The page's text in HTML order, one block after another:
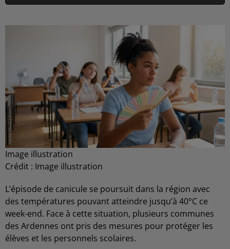
Image illustration
Crédit : Image illustration
L’épisode de canicule se poursuit dans la région avec
des températures pouvant atteindre jusqu’à 40°C ce
week-end. Face à cette situation, plusieurs communes
des Ardennes ont pris des mesures pour protéger les
élèves et les personnels scolaires.